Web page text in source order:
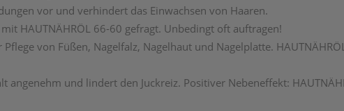
vor und verhindert das Einwachsen von Haaren.
HAUTNÄHRÖL 66-60 gefragt. Unbedingt oft auftragen!
von Füßen, Nagelfalz, Nagelhaut und Nagelplatte.
angenehm und lindert den Juckreiz. Positiver Nebeneffekt: